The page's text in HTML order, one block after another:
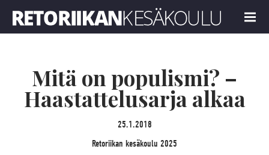
MENU
Mitä on populismi? –
Haastattelusarja alkaa
25.1.2018
Retoriikan kesäkoulu 2025